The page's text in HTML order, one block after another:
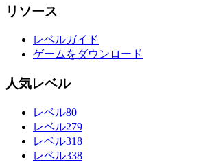
リソース
レベルガイド
ゲームをダウンロード
人気レベル
レベル80
レベル279
レベル318
レベル338